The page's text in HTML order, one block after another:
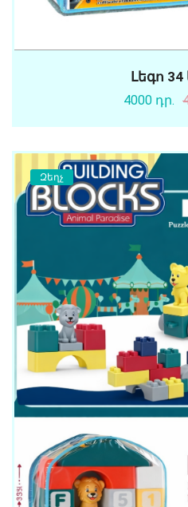
Լեգո
4000 դր.
Զեղչ